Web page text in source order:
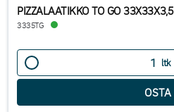
PIZZALAATIKKO TO GO 33X33X3,5
3335TG
ltk